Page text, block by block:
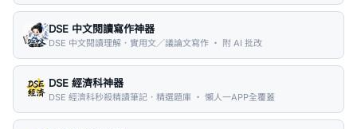
DSE 中文閱讀寫作神器
DSE 中文閱讀理解．實用文／議論文寫作 ・ 附 AI 批改
DSE 經濟科神器
DSE 經濟科秒殺精讀筆記．精選題庫 ・ 懶人一APP全覆蓋